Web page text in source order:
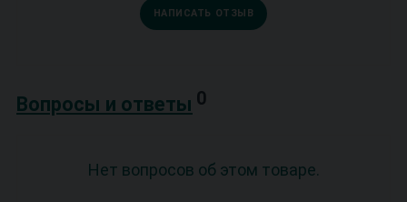
НАПИСАТЬ ОТЗЫВ
Вопросы и ответы 0
Нет вопросов об этом товаре.